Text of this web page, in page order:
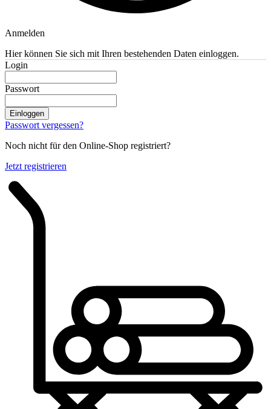
Anmelden
Hier können Sie sich mit Ihren bestehenden Daten einloggen.
Login
Passwort
Einloggen
Passwort vergessen?
Noch nicht für den Online-Shop registriert?
Jetzt registrieren